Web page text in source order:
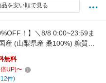
品を安い順で見る
！】＼8/8 0:00~23:59ま
産 (山梨県産 桑100%) 糖質制
脂肪 体脂肪 ダイエット 桑 桑
わ茶 桑の葉青汁 ノンカフェイ
茶 免疫力 桑郷 薄箱
無料
倍UP)〜
件)